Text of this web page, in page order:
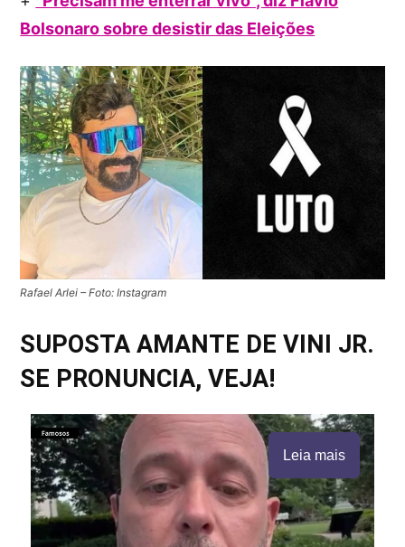
Bolsonaro sobre desistir das Eleições
Rafael Arlei – Foto: Instagram
SUPOSTA AMANTE DE VINI JR.
SE PRONUNCIA, VEJA!
Leia mais